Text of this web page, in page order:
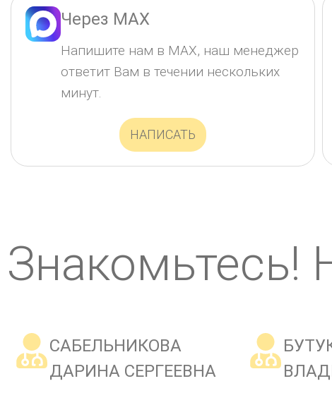
Через MAX
Напишите нам в MAX, наш менеджер
ответит Вам в течении нескольких
минут.
НАПИСАТЬ
Знакомьтесь!
САБЕЛЬНИКОВА
ДАРИНА СЕРГЕЕВНА